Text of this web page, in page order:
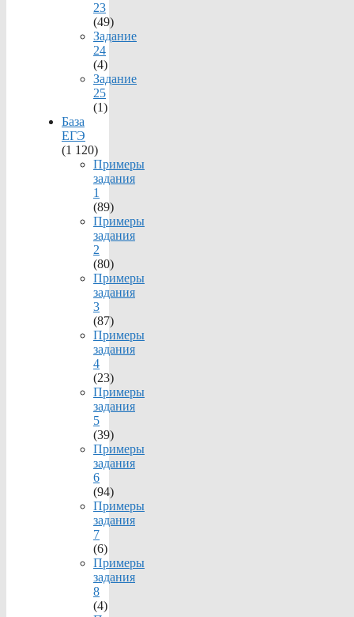
23
(49)
Задание
24
(4)
Задание
25
(1)
База
ЕГЭ
(1 120)
Примеры
задания
1
(89)
Примеры
задания
2
(80)
Примеры
задания
3
(87)
Примеры
задания
4
(23)
Примеры
задания
5
(39)
Примеры
задания
6
(94)
Примеры
задания
7
(6)
Примеры
задания
8
(4)